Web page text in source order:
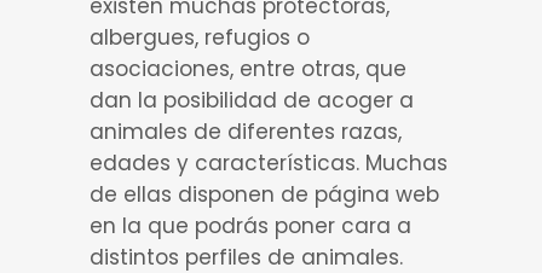
albergues, refugios o
asociaciones, entre otras, que
dan la posibilidad de acoger a
animales de diferentes razas,
edades y características. Muchas
de ellas disponen de página web
en la que podrás poner cara a
distintos perfiles de animales.